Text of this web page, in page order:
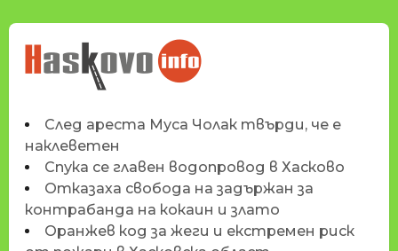
НОВИНИТЕ НА
HASKOVO.INFO
След ареста Муса Чолак твърди, че е
наклеветен
Спука се главен водопровод в Хасково
Отказаха свобода на задържан за
контрабанда на кокаин и злато
Оранжев код за жеги и екстремен риск